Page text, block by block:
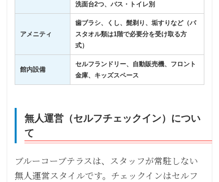
洗面台2つ、バス・トイレ別
アメニティ
歯ブラシ、くし、髭剃り、垢すりなど（バ
スタオル類は1階で必要分を受け取る方
式）
館内設備
セルフランドリー、自動販売機、フロント
金庫、キッズスペース
無人運営（セルフチェックイン）につい
て
ブルーコーブテラスは、スタッフが常駐しない
無人運営スタイルです。チェックインはセルフ